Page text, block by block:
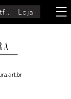
Portfólio Loja